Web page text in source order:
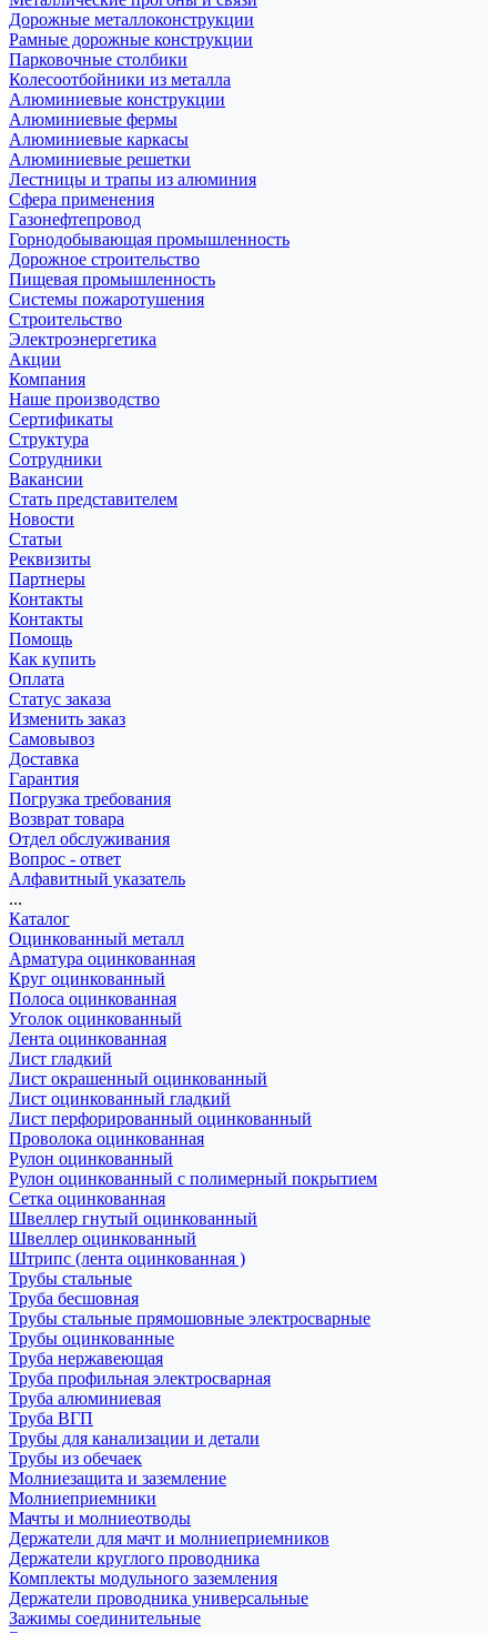
Дорожные металлоконструкции
Рамные дорожные конструкции
Парковочные столбики
Колесоотбойники из металла
Алюминиевые конструкции
Алюминиевые фермы
Алюминиевые каркасы
Алюминиевые решетки
Лестницы и трапы из алюминия
Сфера применения
Газонефтепровод
Горнодобывающая промышленность
Дорожное строительство
Пищевая промышленность
Системы пожаротушения
Строительство
Электроэнергетика
Акции
Компания
Наше производство
Сертификаты
Структура
Сотрудники
Вакансии
Стать представителем
Новости
Статьи
Реквизиты
Партнеры
Контакты
Контакты
Помощь
Как купить
Оплата
Статус заказа
Изменить заказ
Самовывоз
Доставка
Гарантия
Погрузка требования
Возврат товара
Отдел обслуживания
Вопрос - ответ
Алфавитный указатель
...
Каталог
Оцинкованный металл
Арматура оцинкованная
Круг оцинкованный
Полоса оцинкованная
Уголок оцинкованный
Лента оцинкованная
Лист гладкий
Лист окрашенный оцинкованный
Лист оцинкованный гладкий
Лист перфорированный оцинкованный
Проволока оцинкованная
Рулон оцинкованный
Рулон оцинкованный с полимерный покрытием
Сетка оцинкованная
Швеллер гнутый оцинкованный
Швеллер оцинкованный
Штрипс (лента оцинкованная )
Трубы стальные
Труба бесшовная
Трубы стальные прямошовные электросварные
Трубы оцинкованные
Труба нержавеющая
Труба профильная электросварная
Труба алюминиевая
Труба ВГП
Трубы для канализации и детали
Трубы из обечаек
Молниезащита и заземление
Молниеприемники
Мачты и молниеотводы
Держатели для мачт и молниеприемников
Держатели круглого проводника
Комплекты модульного заземления
Держатели проводника универсальные
Зажимы соединительные